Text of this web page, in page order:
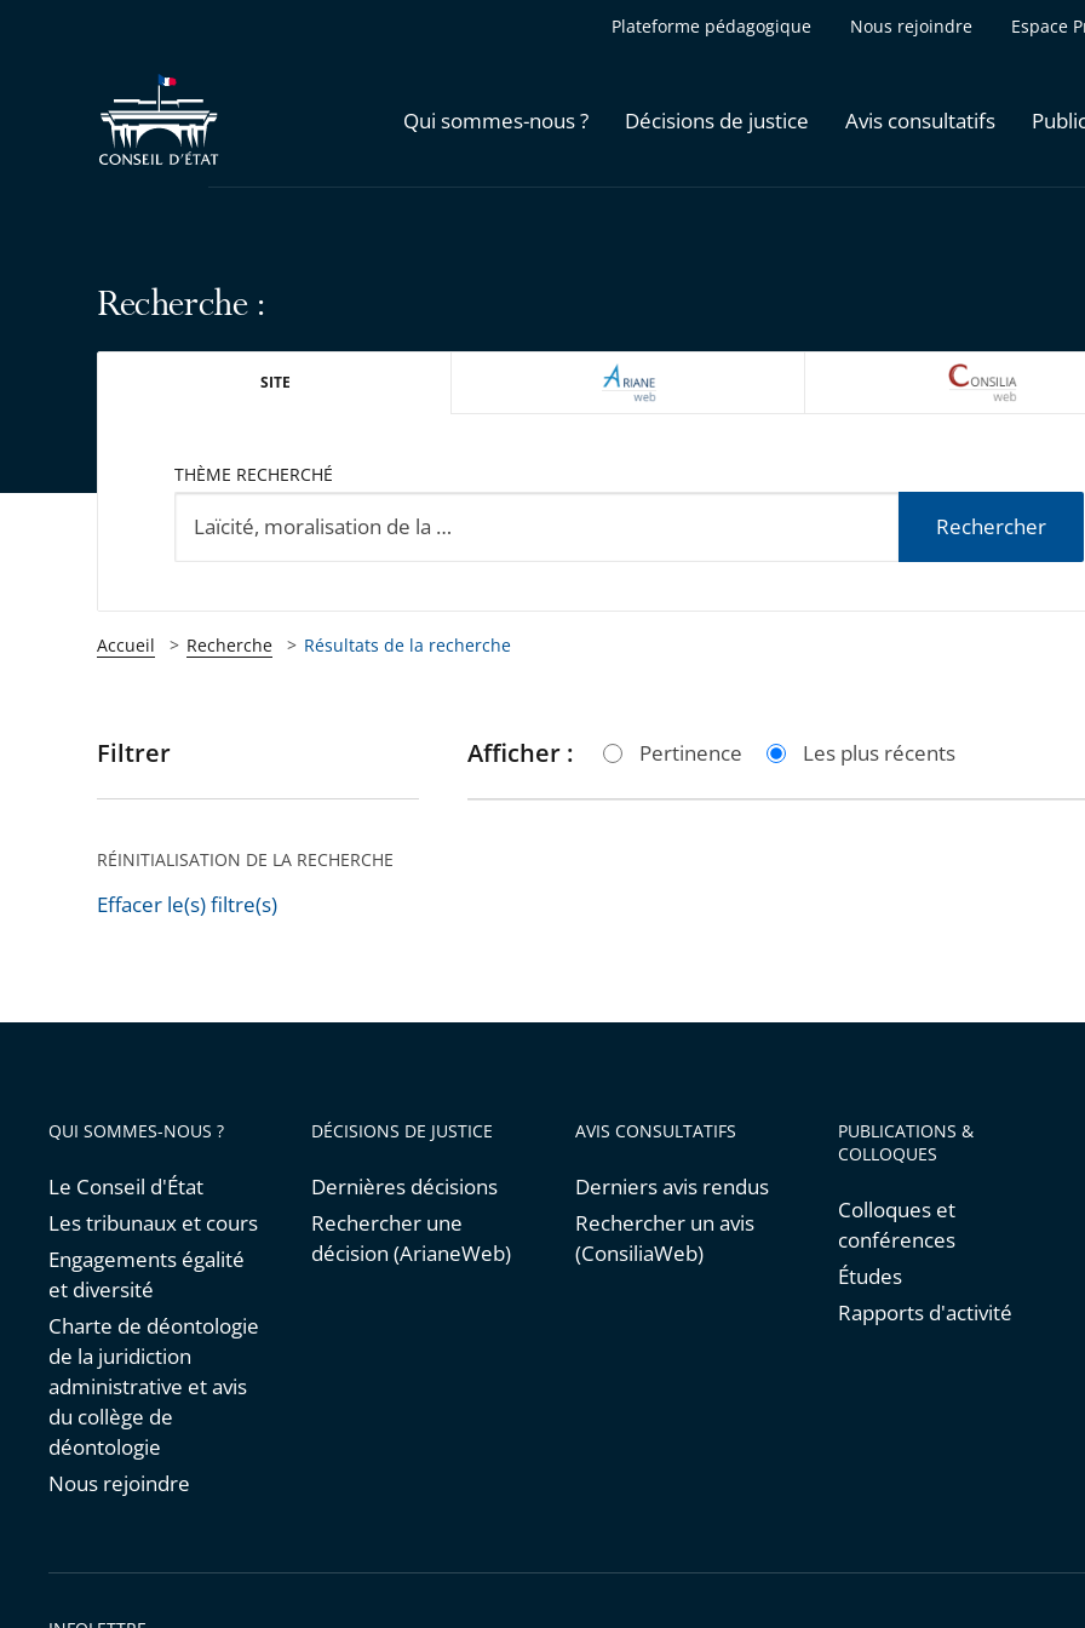
Plateforme pédagogique Nous rejoindre Espace
Qui sommes-nous ? Décisions de justice Avis consultatifs
Recherche :
SITE ARIANEWEB
THÈME RECHERCHÉ
Rechercher
Accueil Recherche Résultats de la recherche
Passer
pour
après
Filtrer
RÉINITIALISATION DE LA RECHERCHE
Effacer le(s) filtre(s)
Afficher : Pertinence Les plus récents
QUI SOMMES-NOUS ?
Le Conseil d'État
Les tribunaux et cours
Engagements égalité
et diversité
Charte de déontologie
de la juridiction
administrative et avis
du collège de
déontologie
Nous rejoindre
DÉCISIONS DE JUSTICE
Dernières décisions
Rechercher une
décision (ArianeWeb)
AVIS CONSULTATIFS
Derniers avis rendus
Rechercher un avis
(ConsiliaWeb)
PUBLICATIONS &
COLLOQUES
Colloques et
conférences
Études
Rapports d'activité